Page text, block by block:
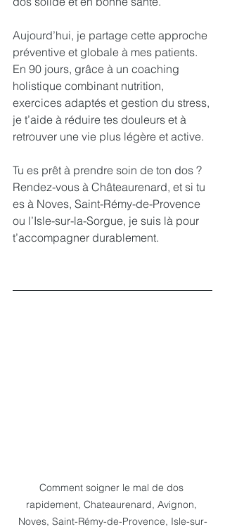
Aujourd’hui, je partage cette approche
préventive et globale à mes patients.
En 90 jours, grâce à un coaching
holistique combinant nutrition,
exercices adaptés et gestion du stress,
je t’aide à réduire tes douleurs et à
retrouver une vie plus légère et active.
Tu es prêt à prendre soin de ton dos ?
Rendez-vous à Châteaurenard, et si tu
es à Noves, Saint-Rémy-de-Provence
ou l’Isle-sur-la-Sorgue, je suis là pour
t’accompagner durablement.
Comment soigner le mal de dos
rapidement, Chateaurenard, Avignon,
Noves, Saint-Rémy-de-Provence, Isle-sur-